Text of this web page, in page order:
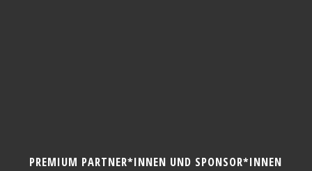
PREMIUM PARTNER*INNEN UND SPONSOR*INNEN